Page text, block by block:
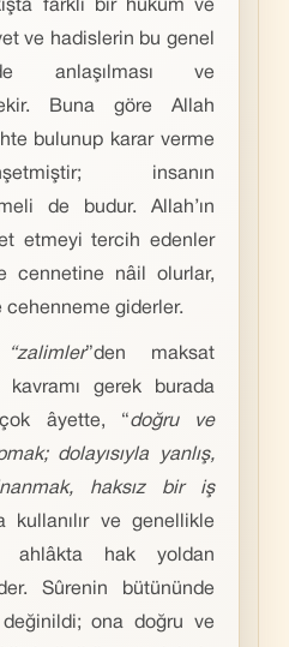
farklı bir hüküm ve
ve hadislerin bu genel
anlaşılması ve
Buna göre Allah
bulunup karar verme
insanın
de budur. Allah’ın
etmeyi tercih edenler
cennetine nâil olurlar,
giderler.
”den maksat
kavramı gerek burada
âyette, “doğru ve
dolayısıyla yanlış,
haksız bir iş
kullanılır ve genellikle
ahlâkta hak yoldan
Sûrenin bütününde
değinildi; ona doğru ve